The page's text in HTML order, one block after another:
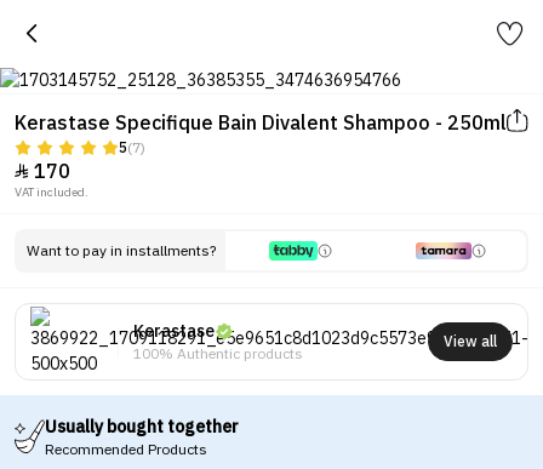
Kerastase Specifique Bain Divalent Shampoo - 250ml
5(7)
 170
VAT included.
Want to pay in installments?
Kerastase
100% Authentic products
View all
Usually bought together
Recommended Products